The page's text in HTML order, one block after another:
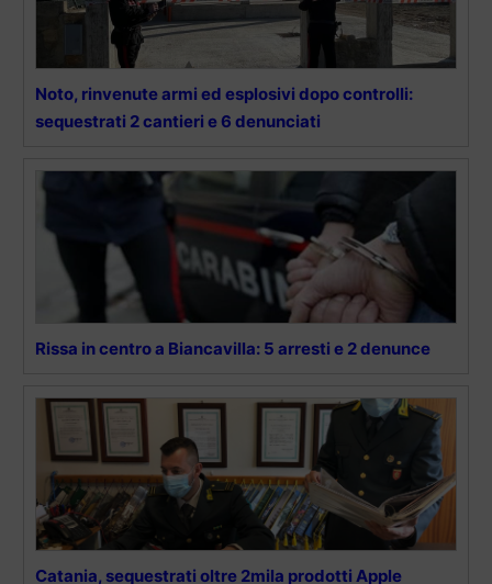
Noto, rinvenute armi ed esplosivi dopo controlli:
sequestrati 2 cantieri e 6 denunciati
Rissa in centro a Biancavilla: 5 arresti e 2 denunce
Catania, sequestrati oltre 2mila prodotti Apple